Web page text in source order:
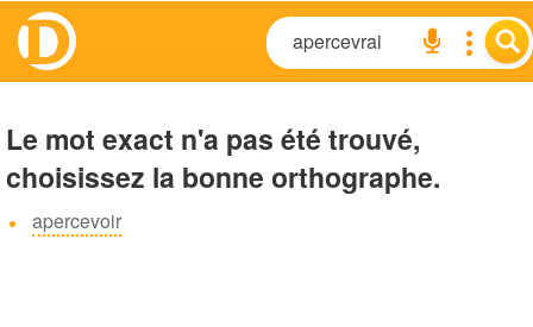
Le mot exact n'a pas été trouvé,
choisissez la bonne orthographe.
apercevoir